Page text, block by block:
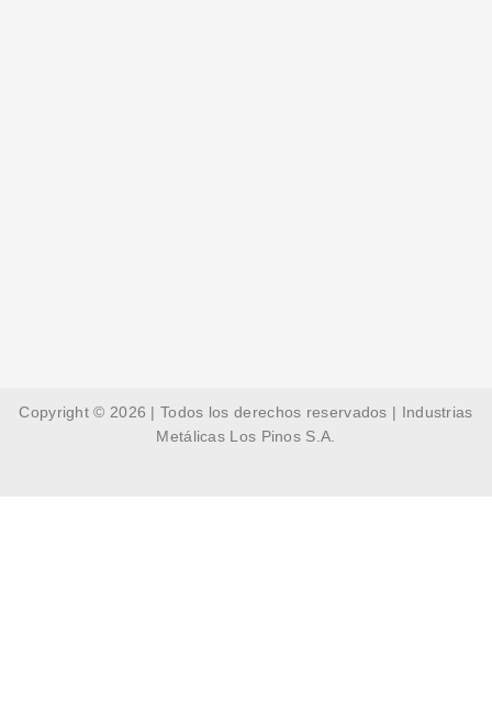
Copyright © 2026 | Todos los derechos reservados | Industrias
Metálicas Los Pinos S.A.